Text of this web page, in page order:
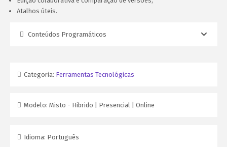
Atalhos úteis.
Conteúdos Programáticos
Categoria: Ferramentas Tecnológicas
Modelo: Misto - Hibrido | Presencial | Online
Idioma: Português